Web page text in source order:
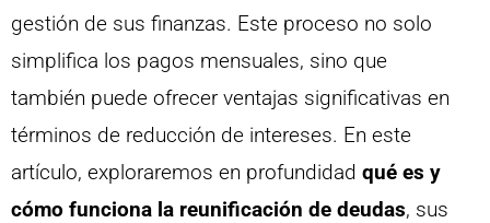
gestión de sus finanzas. Este proceso no solo
simplifica los pagos mensuales, sino que
también puede ofrecer ventajas significativas en
términos de reducción de intereses. En este
artículo, exploraremos en profundidad qué es y
cómo funciona la reunificación de deudas, sus